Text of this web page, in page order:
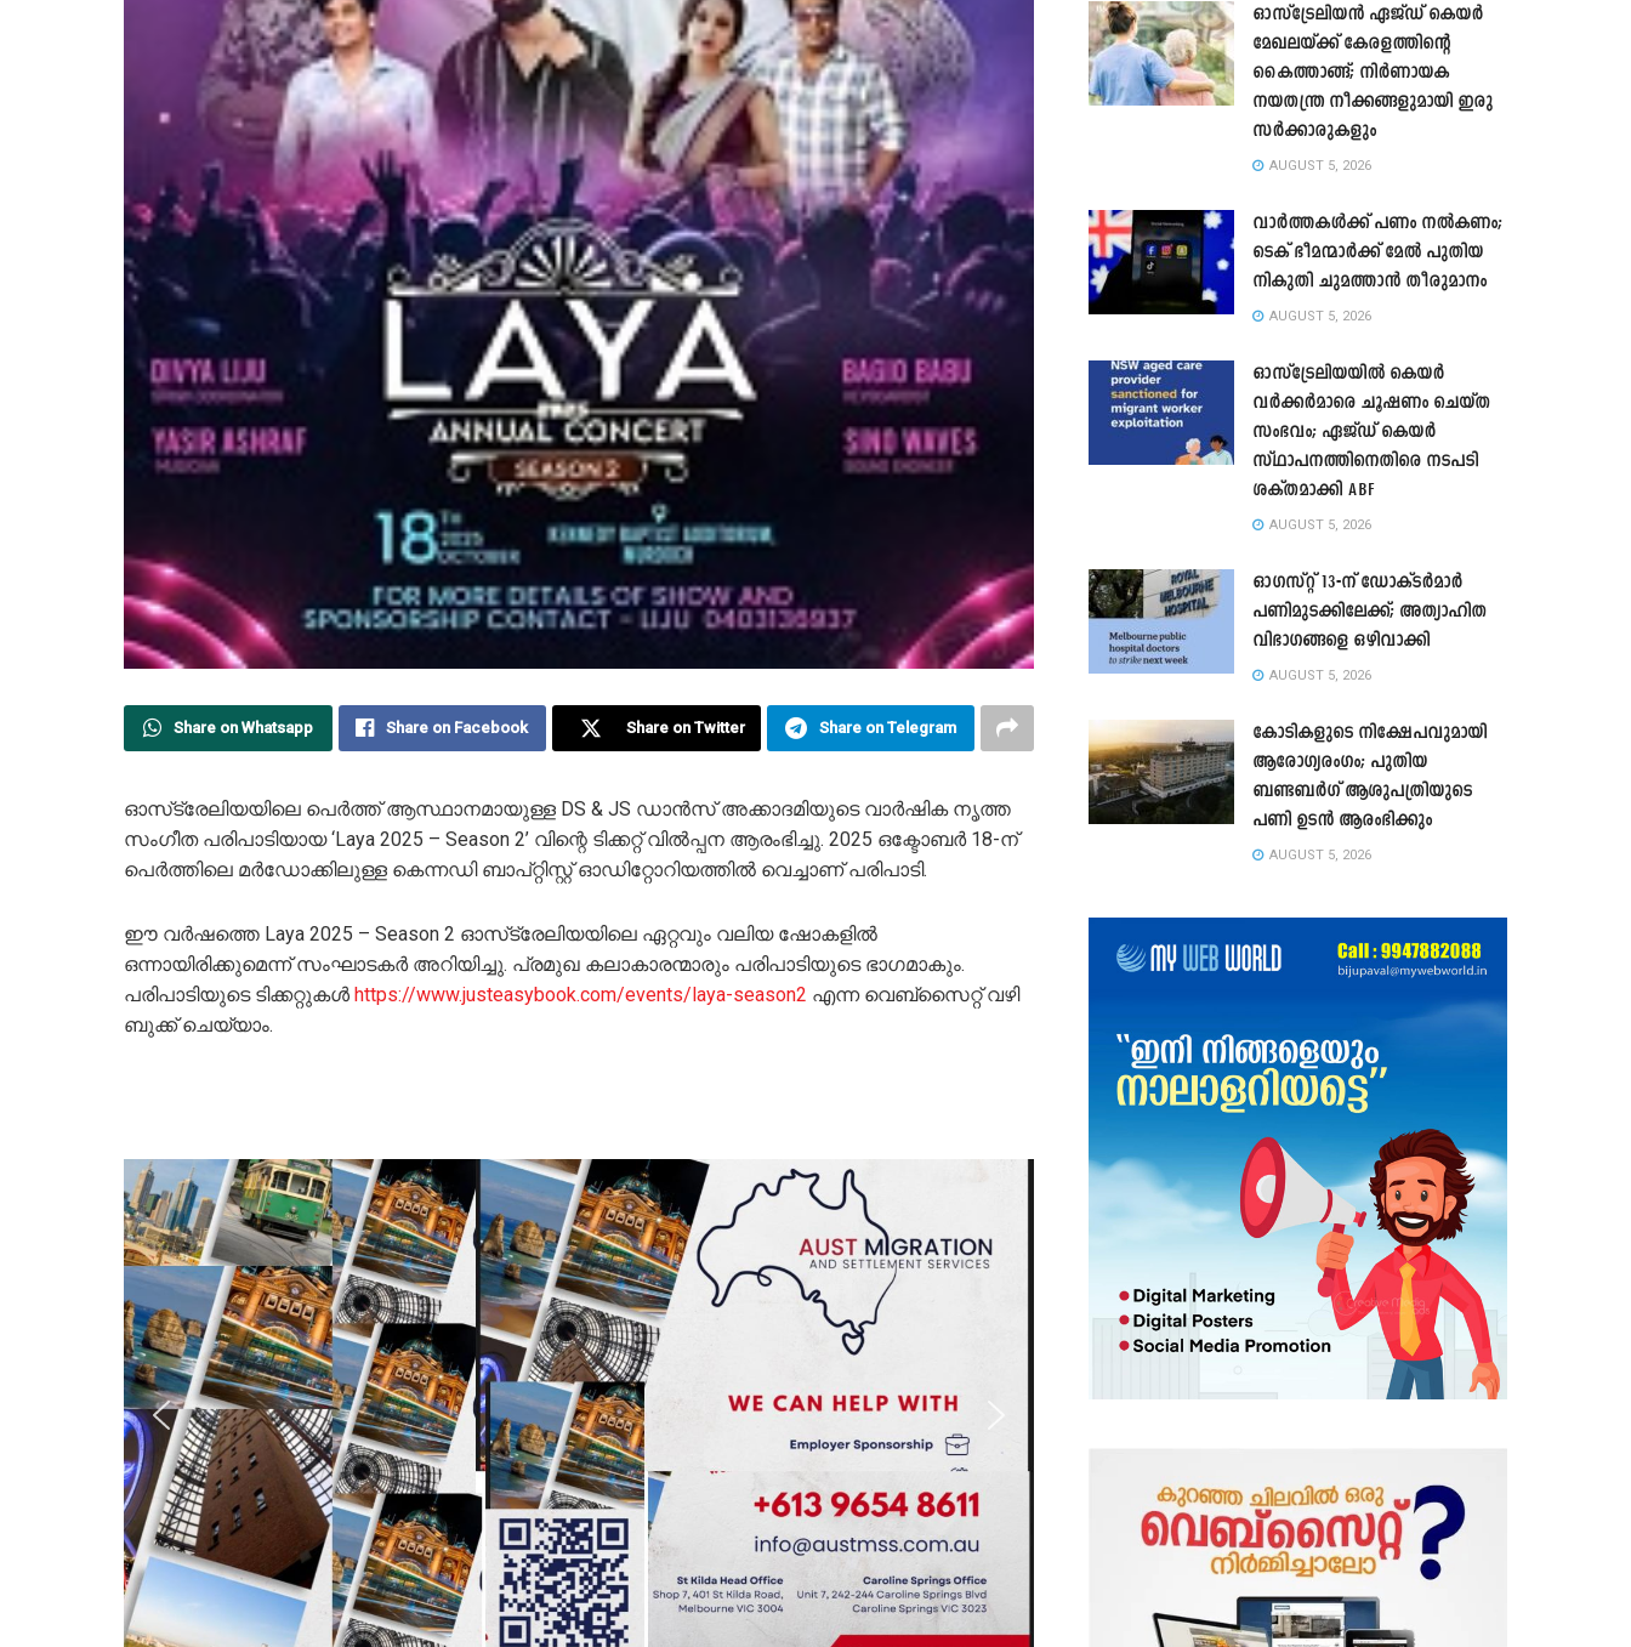
Share on Whatsapp Share on Facebook Share on Twitter Share on Telegram
ഓസ്‌ട്രേലിയയിലെ പെർത്ത് ആസ്ഥാനമായുള്ള DS & JS ഡാൻസ് അക്കാദമിയുടെ വാർഷിക നൃത്ത
സംഗീത പരിപാടിയായ ‘Laya 2025 – Season 2’ വിന്റെ ടിക്കറ്റ് വിൽപ്പന ആരംഭിച്ചു. 2025 ഒക്ടോബർ 18-ന്
പെർത്തിലെ മർഡോക്കിലുള്ള കെന്നഡി ബാപ്റ്റിസ്റ്റ് ഓഡിറ്റോറിയത്തിൽ വെച്ചാണ് പരിപാടി.
ഈ വർഷത്തെ Laya 2025 – Season 2 ഓസ്‌ട്രേലിയയിലെ ഏറ്റവും വലിയ ഷോകളിൽ
ഒന്നായിരിക്കുമെന്ന് സംഘാടകർ അറിയിച്ചു. പ്രമുഖ കലാകാരന്മാരും പരിപാടിയുടെ ഭാഗമാകും.
പരിപാടിയുടെ ടിക്കറ്റുകൾ https://www.justeasybook.com/events/laya-season2 എന്ന വെബ്സൈറ്റ് വഴി
ബുക്ക് ചെയ്യാം.
ഓസ്‌ട്രേലിയൻ ഏജ്ഡ് കെയർ
മേഖലയ്ക്ക് കേരളത്തിന്റെ
കൈത്താങ്ങ്; നിർണായക
നയതന്ത്ര നീക്കങ്ങളുമായി ഇരു
സർക്കാരുകളും
AUGUST 5, 2026
വാർത്തകൾക്ക് പണം നൽകണം;
ടെക് ഭീമന്മാർക്ക് മേൽ പുതിയ
നികുതി ചുമത്താൻ തീരുമാനം
AUGUST 5, 2026
ഓസ്‌ട്രേലിയയിൽ കെയർ
വർക്കർമാരെ ചൂഷണം ചെയ്ത
സംഭവം; ഏജ്ഡ് കെയർ
സ്ഥാപനത്തിനെതിരെ നടപടി
ശക്തമാക്കി ABF
AUGUST 5, 2026
ഓഗസ്റ്റ് 13-ന് ഡോക്ടർമാർ
പണിമുടക്കിലേക്ക്; അത്യാഹിത
വിഭാഗങ്ങളെ ഒഴിവാക്കി
AUGUST 5, 2026
കോടികളുടെ നിക്ഷേപവുമായി
ആരോഗ്യരംഗം; പുതിയ
ബണ്ടബർഗ് ആശുപത്രിയുടെ
പണി ഉടൻ ആരംഭിക്കും
AUGUST 5, 2026